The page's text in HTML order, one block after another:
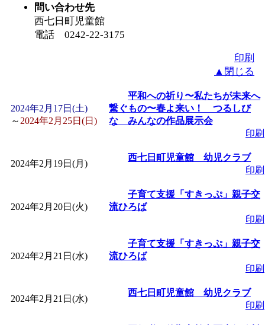
問い合わせ先
西七日町児童館
電話 0242-22-3175
印刷
▲閉じる
2024年2月17日(土)
～ 2024年2月25日(日)
平和への祈り〜私たちが未来へ
繋ぐもの〜春よ来い！ つるしび
な みんなの作品展示会
印刷
2024年2月19日(月)
西七日町児童館 幼児クラブ
印刷
2024年2月20日(火)
子育て支援「すきっぷ」親子交
流ひろば
印刷
2024年2月21日(水)
子育て支援「すきっぷ」親子交
流ひろば
印刷
2024年2月21日(水)
西七日町児童館 幼児クラブ
印刷